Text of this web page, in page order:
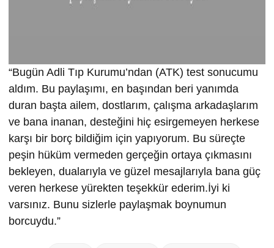
“Bugün Adli Tıp Kurumu’ndan (ATK) test sonucumu
aldım. Bu paylaşımı, en başından beri yanımda
duran başta ailem, dostlarım, çalışma arkadaşlarım
ve bana inanan, desteğini hiç esirgemeyen herkese
karşı bir borç bildiğim için yapıyorum. Bu süreçte
peşin hüküm vermeden gerçeğin ortaya çıkmasını
bekleyen, dualarıyla ve güzel mesajlarıyla bana güç
veren herkese yürekten teşekkür ederim.İyi ki
varsınız. Bunu sizlerle paylaşmak boynumun
borcuydu.”